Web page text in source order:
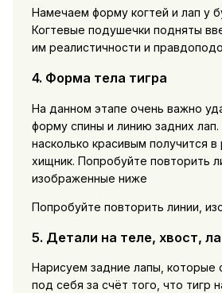
Намечаем форму когтей и лап у
Когтевые подушечки подняты
им реалистичности и
4. Форма тела тигра
На данном этапе очень важно
форму спины и линию задних лап.
насколько красивым получится в
хищник. Попробуйте повторить
изображенные ниже
Попробуйте повторить линии,
5. Детали на теле, хвост,
Нарисуем задние лапы, которые
под себя за счёт того, что тигр